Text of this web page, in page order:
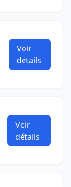
Voir
détails
Voir
détails